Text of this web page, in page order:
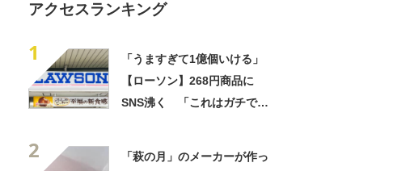
アクセスランキング
1
「うますぎて1億個いける」
【ローソン】268円商品に
SNS沸く 「これはガチで美
2
「萩の月」のメーカーが作っ